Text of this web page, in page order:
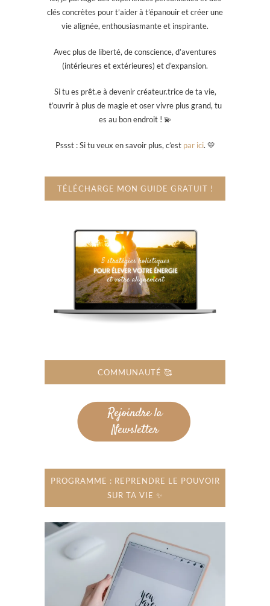
clés concrètes pour t’aider à t’épanouir et créer une
vie alignée, enthousiasmante et inspirante.
Avec plus de liberté, de conscience, d’aventures
(intérieures et extérieures) et d’expansion.
Si tu es prêt.e à devenir créateur.trice de ta vie,
t’ouvrir à plus de magie et oser vivre plus grand, tu
es au bon endroit ! 💫
Pssst : Si tu veux en savoir plus, c’est par ici. 💛
TÉLÉCHARGE MON GUIDE GRATUIT !
COMMUNAUTÉ 🥰
PROGRAMME : REPRENDRE LE POUVOIR
SUR TA VIE ✨